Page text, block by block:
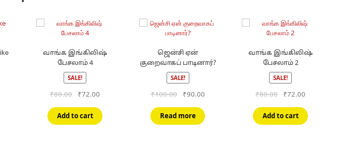
வாங்க இங்கிலிஷ்
பேசலாம் 4
SALE!
₹80.00
Original
was:
₹80.00.
₹72.00
is:
₹72.00.
Add to cart
ஜென்சி ஏன்
குறைவாகப் பாடினார்?
SALE!
₹100.00
Original
was:
₹100.00.
₹90.00Current
is:
₹90.00.
Read more
வாங்க இங்கிலிஷ்
பேசலாம் 2
SALE!
₹80.00
Original
was:
₹80.00.
₹72.00
is:
₹72.00.
Add to cart